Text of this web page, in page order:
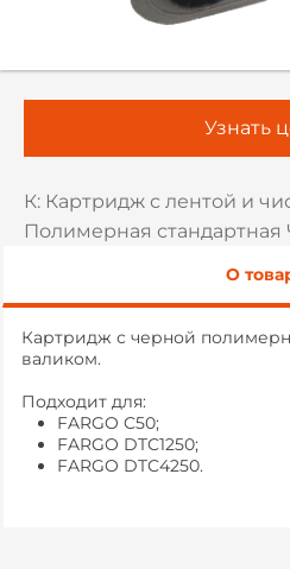
К: Картридж с лентой и
Полимерная
Узнать
О
Картридж с черной
валиком.
Подходит для:
FARGO C50;
FARGO DTC1250;
FARGO DTC4250.